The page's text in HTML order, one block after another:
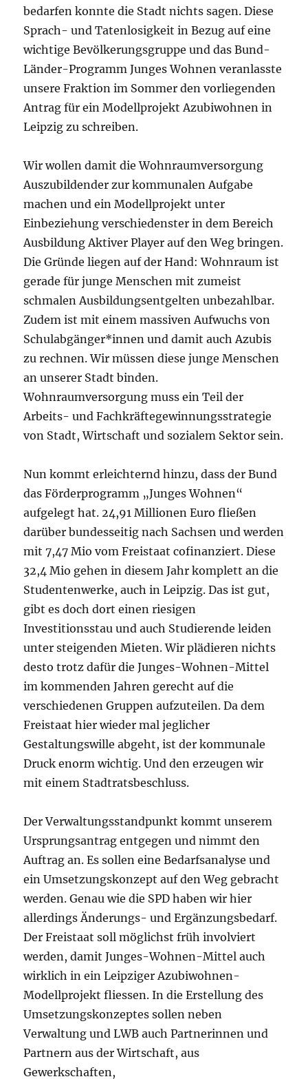
bedarfen konnte die Stadt nichts sagen. Diese
Sprach- und Tatenlosigkeit in Bezug auf eine
wichtige Bevölkerungsgruppe und das Bund-
Länder-Programm Junges Wohnen veranlasste
unsere Fraktion im Sommer den vorliegenden
Antrag für ein Modellprojekt Azubiwohnen in
Leipzig zu schreiben.
Wir wollen damit die Wohnraumversorgung
Auszubildender zur kommunalen Aufgabe
machen und ein Modellprojekt unter
Einbeziehung verschiedenster in dem Bereich
Ausbildung Aktiver Player auf den Weg bringen.
Die Gründe liegen auf der Hand: Wohnraum ist
gerade für junge Menschen mit zumeist
schmalen Ausbildungsentgelten unbezahlbar.
Zudem ist mit einem massiven Aufwuchs von
Schulabgänger*innen und damit auch Azubis
zu rechnen. Wir müssen diese junge Menschen
an unserer Stadt binden.
Wohnraumversorgung muss ein Teil der
Arbeits- und Fachkräftegewinnungsstrategie
von Stadt, Wirtschaft und sozialem Sektor sein.
Nun kommt erleichternd hinzu, dass der Bund
das Förderprogramm „Junges Wohnen“
aufgelegt hat. 24,91 Millionen Euro fließen
darüber bundesseitig nach Sachsen und werden
mit 7,47 Mio vom Freistaat cofinanziert. Diese
32,4 Mio gehen in diesem Jahr komplett an die
Studentenwerke, auch in Leipzig. Das ist gut,
gibt es doch dort einen riesigen
Investitionsstau und auch Studierende leiden
unter steigenden Mieten. Wir plädieren nichts
desto trotz dafür die Junges-Wohnen-Mittel
im kommenden Jahren gerecht auf die
verschiedenen Gruppen aufzuteilen. Da dem
Freistaat hier wieder mal jeglicher
Gestaltungswille abgeht, ist der kommunale
Druck enorm wichtig. Und den erzeugen wir
mit einem Stadtratsbeschluss.
Der Verwaltungsstandpunkt kommt unserem
Ursprungsantrag entgegen und nimmt den
Auftrag an. Es sollen eine Bedarfsanalyse und
ein Umsetzungskonzept auf den Weg gebracht
werden. Genau wie die SPD haben wir hier
allerdings Änderungs- und Ergänzungsbedarf.
Der Freistaat soll möglichst früh involviert
werden, damit Junges-Wohnen-Mittel auch
wirklich in ein Leipziger Azubiwohnen-
Modellprojekt fliessen. In die Erstellung des
Umsetzungskonzeptes sollen neben
Verwaltung und LWB auch Partnerinnen und
Partnern aus der Wirtschaft, aus
Gewerkschaften,